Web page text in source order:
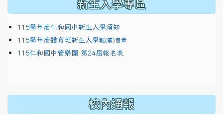
新生入學專區
115學年度仁和國中新生入學須知
115學年度體育班新生入學甄(審)簡章
115仁和國中管樂團 第24屆報名表
校內通報